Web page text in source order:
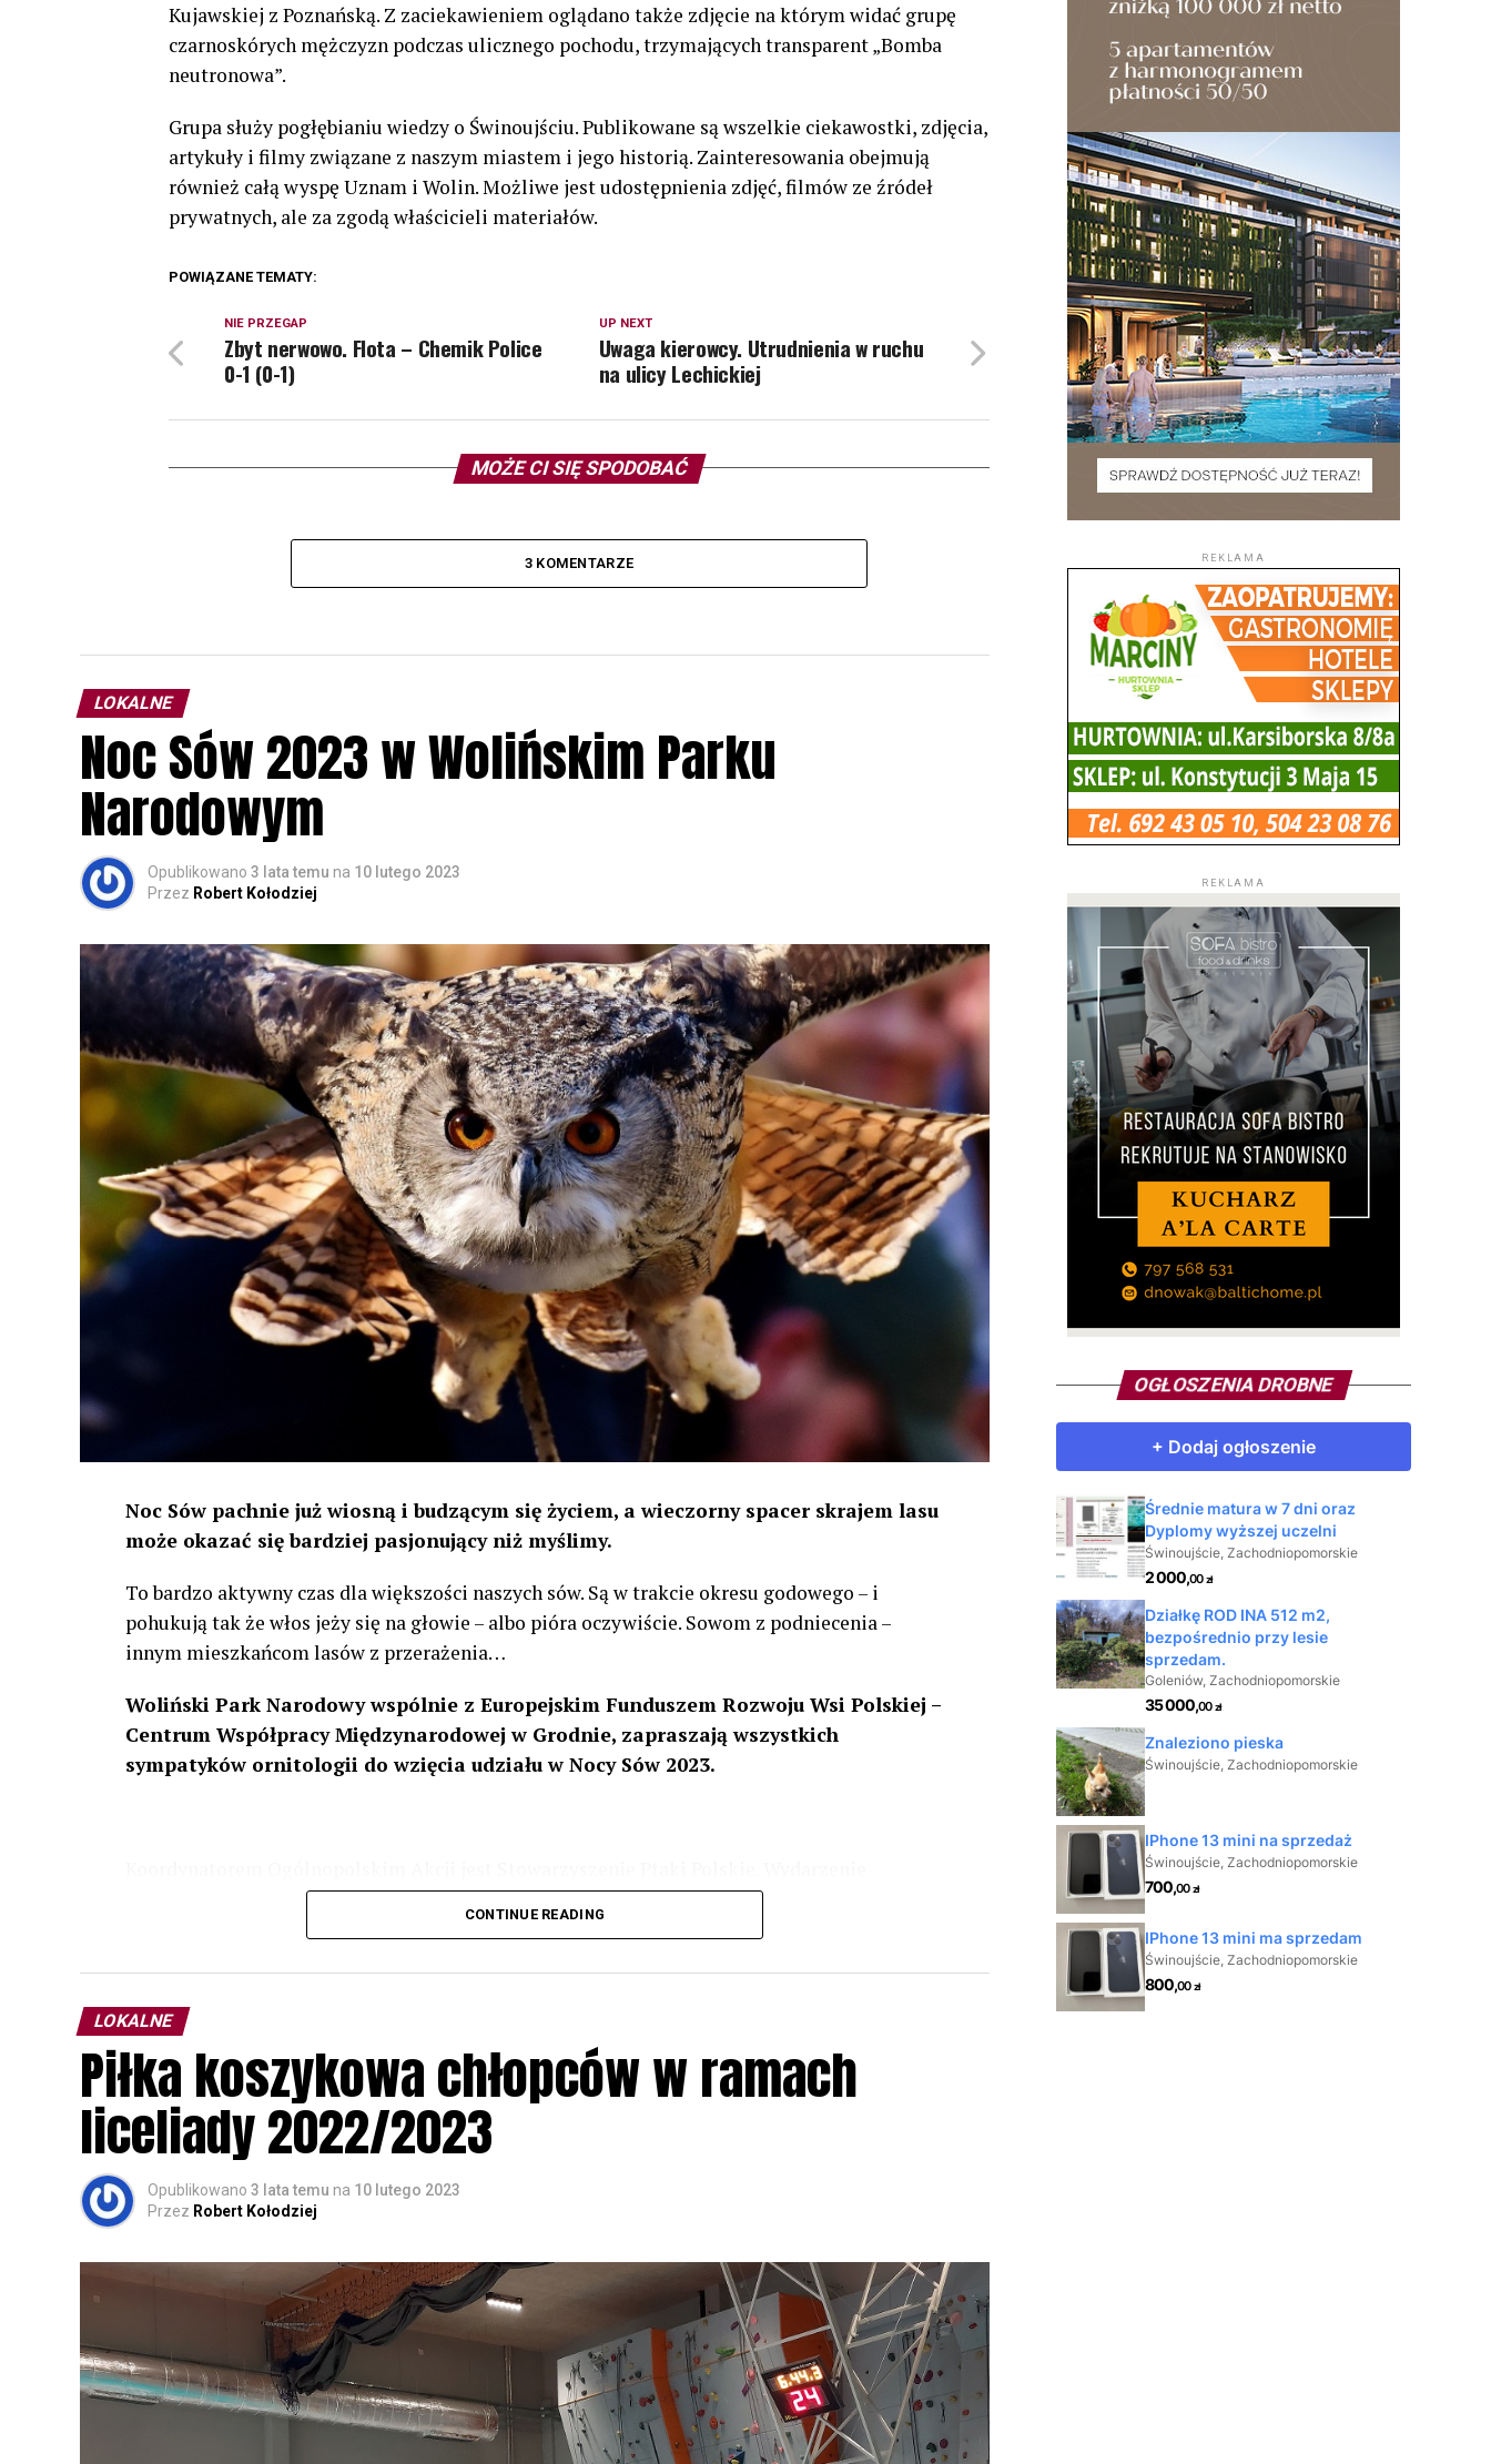
Kujawskiej z Poznańską. Z zaciekawieniem oglądano także zdjęcie na którym widać grupę
czarnoskórych mężczyzn podczas ulicznego pochodu, trzymających transparent „Bomba
neutronowa”.
Grupa służy pogłębianiu wiedzy o Świnoujściu. Publikowane są wszelkie ciekawostki, zdjęcia,
artykuły i filmy związane z naszym miastem i jego historią. Zainteresowania obejmują
również całą wyspę Uznam i Wolin. Możliwe jest udostępnienia zdjęć, filmów ze źródeł
prywatnych, ale za zgodą właścicieli materiałów.
POWIĄZANE TEMATY:
UP NEXT
Uwaga kierowcy. Utrudnienia w ruchu
na ulicy Lechickiej
NIE PRZEGAP
Zbyt nerwowo. Flota – Chemik Police
0-1 (0-1)
MOŻE CI SIĘ SPODOBAĆ
3 KOMENTARZE
LOKALNE
Noc Sów 2023 w Wolińskim Parku
Narodowym
Opublikowano 3 lata temu na 10 lutego 2023
Przez Robert Kołodziej
Noc Sów pachnie już wiosną i budzącym się życiem, a wieczorny spacer skrajem lasu
może okazać się bardziej pasjonujący niż myślimy.
To bardzo aktywny czas dla większości naszych sów. Są w trakcie okresu godowego – i
pohukują tak że włos jeży się na głowie – albo pióra oczywiście. Sowom z podniecenia –
innym mieszkańcom lasów z przerażenia…
Woliński Park Narodowy wspólnie z Europejskim Funduszem Rozwoju Wsi Polskiej –
Centrum Współpracy Międzynarodowej w Grodnie, zapraszają wszystkich
sympatyków ornitologii do wzięcia udziału w Nocy Sów 2023.
odbędzie się w dniach24 i 25 lutego 2023 r. wg harmonogramu przedstawionego na
Wszystkich uczestników zapraszamy do udziału w Akcji, włączenia się w aktywne
rozpoznawanie głosów sów i wymianę doświadczeń przy grillu.Na wydarzenie obowiązują
zapisy.
CONTINUE READING
LOKALNE
Piłka koszykowa chłopców w ramach
liceliady 2022/2023
Opublikowano 3 lata temu na 10 lutego 2023
Przez Robert Kołodziej
REKLAMA
REKLAMA
OGŁOSZENIA DROBNE